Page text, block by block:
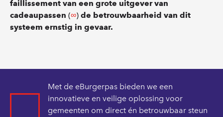
faillissement van een grote uitgever van
cadeaupassen (∞) de betrouwbaarheid van dit
systeem ernstig in gevaar.
Met de eBurgerpas bieden we een
innovatieve en veilige oplossing voor
gemeenten om direct én betrouwbaar steun